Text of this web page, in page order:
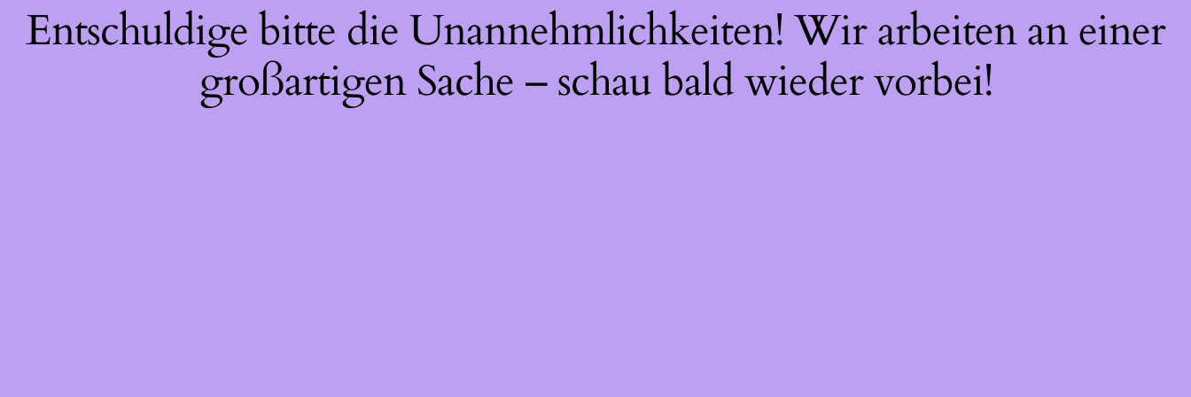
Entschuldige bitte die Unannehmlichkeiten! Wir arbeiten an einer
großartigen Sache – schau bald wieder vorbei!